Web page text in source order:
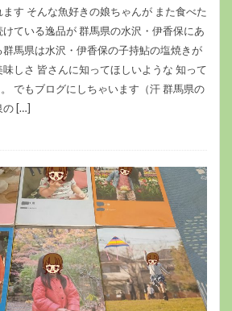
す そんな魚好きの娘ちゃんが また食べた
ている逸品が 群馬県の水沢・伊香保にあ
群馬県は水沢・伊香保の子持鮎の塩焼きが
しさ 皆さんに知ってほしいような 知って
でもブログにしちゃいます（汗 群馬県の
の […]